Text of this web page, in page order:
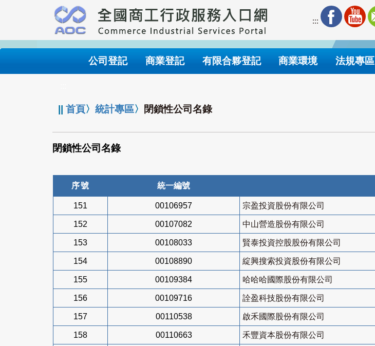
要
內
:::
公司登記 商業登記 有限合夥登記 商業環境 法規專區
||首頁〉統計專區〉 閉鎖性公司名錄
閉鎖性公司名錄
序號 統一編號
151 00106957 宗盈投資股份有限公司
152 00107082 中山營造股份有限公司
153 00108033 賢泰投資控股股份有限公司
154 00108890 綻興搜索投資股份有限公司
155 00109384 哈哈哈國際股份有限公司
156 00109716 詮盈科技股份有限公司
157 00110538 啟禾國際股份有限公司
158 00110663 禾豐資本股份有限公司